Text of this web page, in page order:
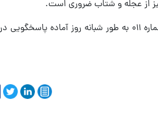
از عجله و شتاب ضروری است.
مرکز کنترل ترافیک پلیس راه استان با شماره ۲۱۸۲۴۴۳۴ و ۲۱۸۲۴۴۲۰ و با پیش شماره ۰۱۱ به طور شبانه